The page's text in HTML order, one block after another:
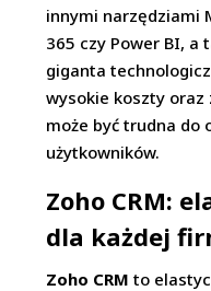
innymi narzędziami
365 czy Power BI, a
giganta
wysokie koszty oraz
może być trudna do
użytkowników.
Zoho CRM:
dla każdej
Zoho CRM to